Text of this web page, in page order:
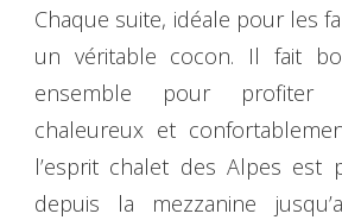
Chaque suite, idéale pour les
un véritable cocon. Il fait
ensemble pour profiter
chaleureux et
l’esprit chalet des Alpes est
depuis la mezzanine